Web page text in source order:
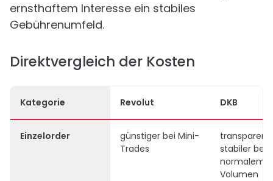
ernsthaftem Interesse ein stabiles
Gebührenumfeld.
Direktvergleich der Kosten
Kategorie Revolut DKB
Einzelorder
günstiger bei Mini-
Trades
stabiler bei
normalem
Volumen